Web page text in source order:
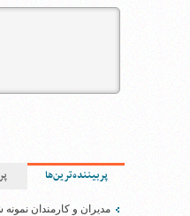
پربیننده‌ترین‌ها
مدیران و کارمندان